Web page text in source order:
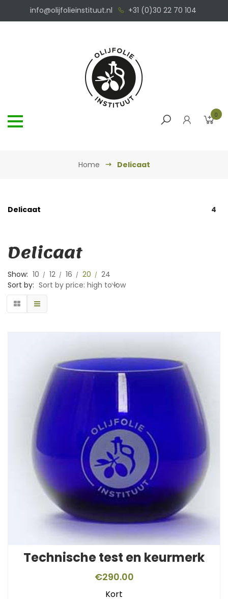
info@olijfolieinstituut.nl +31 (0)30 22 70 104
0
Home Delicaat
Delicaat 4
Delicaat
Show: 10 12 16 20
24
Sort by: Sort by price: high to low
Technische test en keurmerk
€290.00
Kort